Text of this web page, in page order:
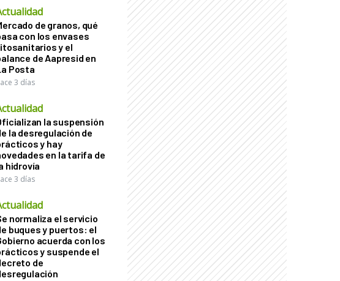
de granos, qué
con los envases
y el
de Aapresid en
Posta
3 días
la suspensión
la desregulación de
y hay
en la tarifa de
hidrovía
3 días
normaliza el servicio
buques y puertos: el
acuerda con los
y suspende el
de